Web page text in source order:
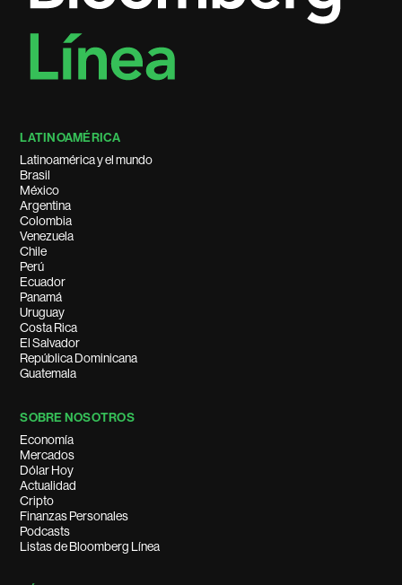
LATINOAMÉRICA
Latinoamérica y el mundo
Brasil
México
Argentina
Colombia
Venezuela
Chile
Perú
Ecuador
Panamá
Uruguay
Costa Rica
El Salvador
República Dominicana
Guatemala
SOBRE NOSOTROS
Economía
Mercados
Dólar Hoy
Actualidad
Cripto
Finanzas Personales
Podcasts
Listas de Bloomberg Línea